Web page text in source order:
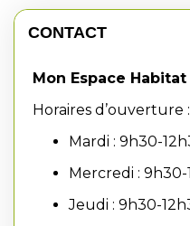
CONTACT
Mon Espace Habitat
Horaires d’ouverture :
Mardi : 9h30-
Mercredi : 9h30-
Jeudi : 9h30-